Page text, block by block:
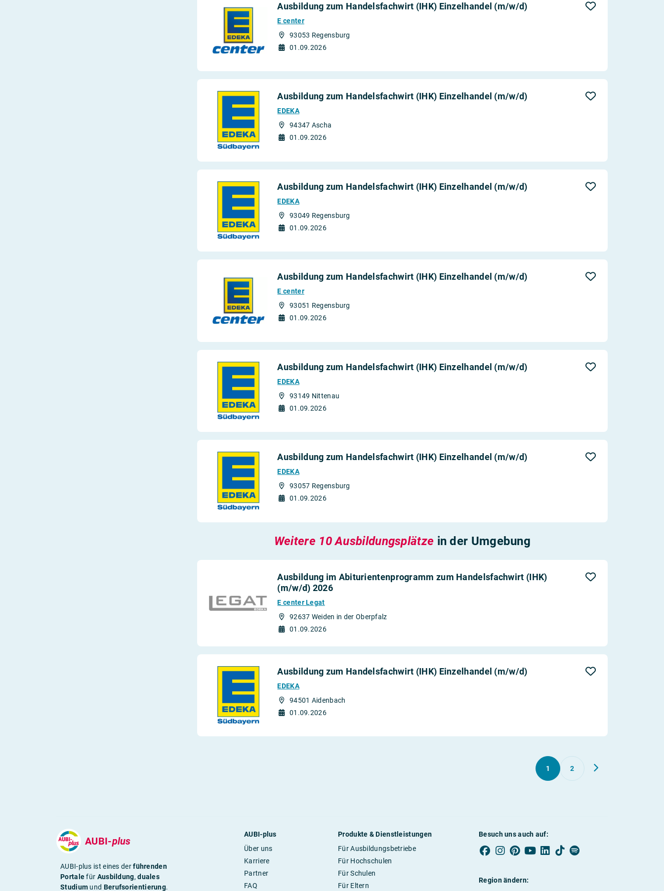
Ausbildung zum Handelsfachwirt (IHK) Einzelhandel (m/w/d)
E center
93053 Regensburg
01.09.2026
Ausbildung zum Handelsfachwirt (IHK) Einzelhandel (m/w/d)
EDEKA
94347 Ascha
01.09.2026
Ausbildung zum Handelsfachwirt (IHK) Einzelhandel (m/w/d)
EDEKA
93049 Regensburg
01.09.2026
Ausbildung zum Handelsfachwirt (IHK) Einzelhandel (m/w/d)
E center
93051 Regensburg
01.09.2026
Ausbildung zum Handelsfachwirt (IHK) Einzelhandel (m/w/d)
EDEKA
93149 Nittenau
01.09.2026
Ausbildung zum Handelsfachwirt (IHK) Einzelhandel (m/w/d)
EDEKA
93057 Regensburg
01.09.2026
Weitere 10 Ausbildungsplätze in der Umgebung
Ausbildung im Abiturientenprogramm zum Handelsfachwirt (IHK)
(m/w/d) 2026
E center Legat
92637 Weiden in der Oberpfalz
01.09.2026
Ausbildung zum Handelsfachwirt (IHK) Einzelhandel (m/w/d)
EDEKA
94501 Aidenbach
01.09.2026
1 2
AUBI-plus
AUBI-plus ist eines derführenden
Portalefür Ausbildung,duales
Studium und Berufsorientierung.
AUBI-plus
Über uns
Karriere
Partner
FAQ
Produkte & Dienstleistungen
Für Ausbildungsbetriebe
Für Hochschulen
Für Schulen
Für Eltern
Besuch uns auch auf:
Region ändern: